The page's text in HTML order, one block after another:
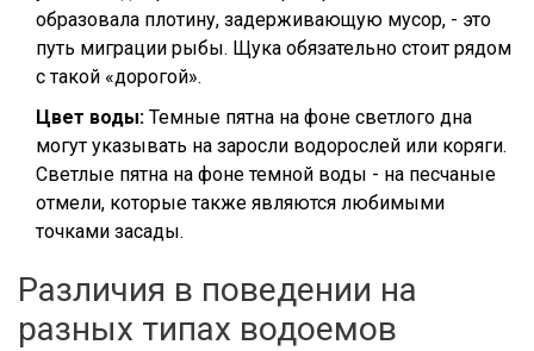
образовала плотину, задерживающую мусор, - это
путь миграции рыбы. Щука обязательно стоит рядом
с такой «дорогой».
Цвет воды: Темные пятна на фоне светлого дна
могут указывать на заросли водорослей или коряги.
Светлые пятна на фоне темной воды - на песчаные
отмели, которые также являются любимыми
точками засады.
Различия в поведении на
разных типах водоемов